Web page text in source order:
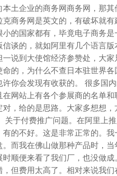
本土企业的商务网商务网，那
克商务网是英文的，有破坏就
小的国家都有，毕竟电子商务
信谈的，就如阿里有几个语言
一说到大使馆经济参赞处，大
命的，为什么不查日本驻世界
许你会发现有收获的。 很多国
在网站上有各个参展商的名单
对，给的是思路。大家多想想
关于付费推广问题。在阿里上
有的不好。这是非常正常的。
。而我在佛山做那种产品时，
时顺便来看了我们厂，也没做
，但费用太高了。相对来说我